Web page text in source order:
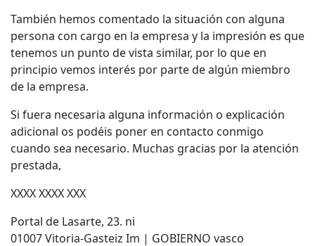
También hemos comentado la situación con alguna
persona con cargo en la empresa y la impresión es que
tenemos un punto de vista similar, por lo que en
principio vemos interés por parte de algún miembro
de la empresa.
Si fuera necesaria alguna información o explicación
adicional os podéis poner en contacto conmigo
cuando sea necesario. Muchas gracias por la atención
prestada,
XXXX XXXX XXX
Portal de Lasarte, 23. ni
01007 Vitoria-Gasteiz Im | GOBIERNO vasco